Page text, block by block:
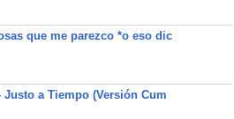
que me parezco *o eso dic
Justo a Tiempo (Versión Cum